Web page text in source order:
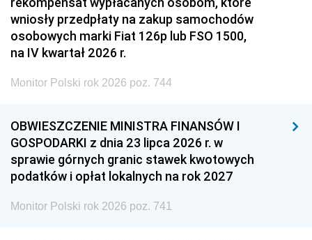
wniosły przedpłaty na zakup samochodów
osobowych marki Fiat 126p lub FSO 1500,
na IV kwartał 2026 r.
Monitor Polski rok 2026 poz. 744
OBWIESZCZENIE MINISTRA FINANSÓW I
GOSPODARKI z dnia 23 lipca 2026 r. w
sprawie górnych granic stawek kwotowych
podatków i opłat lokalnych na rok 2027
Monitor Polski rok 2026 poz. 741